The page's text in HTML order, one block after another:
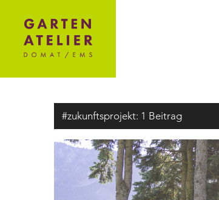
#zukunftsprojekt: 1 Beitrag